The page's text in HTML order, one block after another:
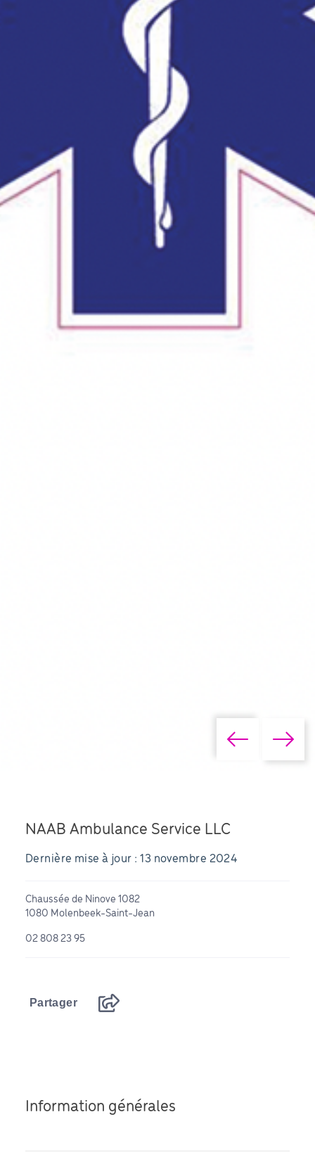
NAAB Ambulance Service LLC
Dernière mise à jour : 13 novembre 2024
Chaussée de Ninove 1082
1080 Molenbeek-Saint-Jean
02 808 23 95
Partager
Information générales